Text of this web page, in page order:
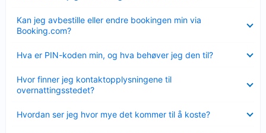
Kan jeg avbestille eller endre bookingen min via
Booking.com?
mindre
Hva er PIN-koden min, og hva behøver jeg den til?
mindre
Hvor finner jeg kontaktopplysningene til
overnattingsstedet?
mindre
Hvordan ser jeg hvor mye det kommer til å koste?
mindre